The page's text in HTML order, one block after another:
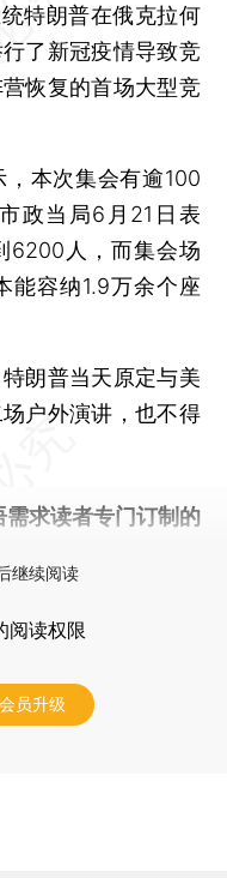
特朗普在俄克拉何
了新冠疫情导致竞
恢复的首场大型竞
本次集会有逾100
政当局6月21日表
6200人，而集会场
能容纳1.9万余个座
朗普当天原定与美
户外演讲，也不得
求读者专门订制的
继续阅读
阅读权限
员升级